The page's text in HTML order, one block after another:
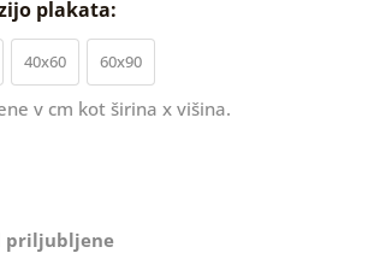
plakata:
40x60 60x90
v cm kot širina x višina.
priljubljene